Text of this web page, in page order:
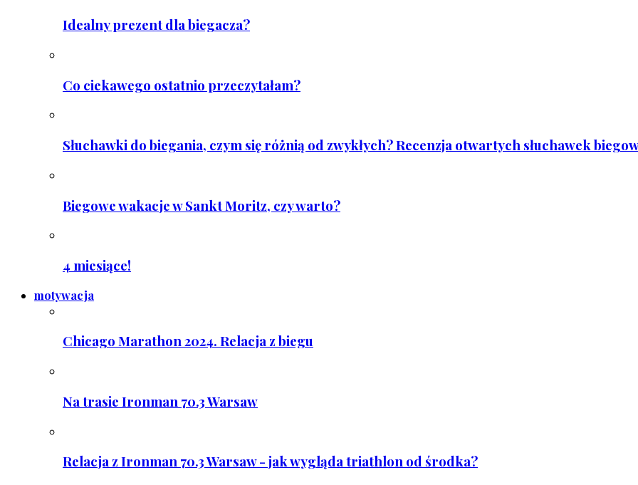
Idealny prezent dla biegacza?
Co ciekawego ostatnio przeczytałam?
Słuchawki do biegania, czym się różnią od zwykłych? Recenzja otwartych słuchawek
Biegowe wakacje w Sankt Moritz, czy warto?
4 miesiące!
motywacja
Chicago Marathon 2024. Relacja z biegu
Na trasie Ironman 70.3 Warsaw
Relacja z Ironman 70.3 Warsaw - jak wygląda triathlon od środka?